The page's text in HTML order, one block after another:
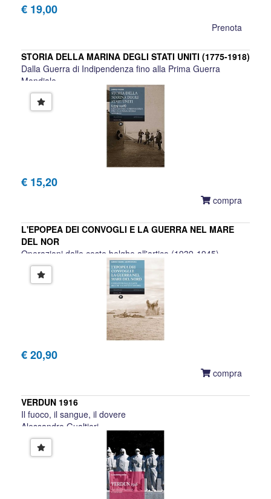
€ 19,00
Prenota
STORIA DELLA MARINA DEGLI STATI UNITI (1775-1918)
Dalla Guerra di Indipendenza fino alla Prima Guerra
Mondiale
Gabriele Faggioni
€ 15,20
compra
L'EPOPEA DEI CONVOGLI E LA GUERRA NEL MARE
DEL NOR
Operazioni dalle coste belghe all'artico (1939-1945)
Gabriele Faggioni, Alberto Rosselli
€ 20,90
compra
VERDUN 1916
Il fuoco, il sangue, il dovere
Alessandro Gualtieri